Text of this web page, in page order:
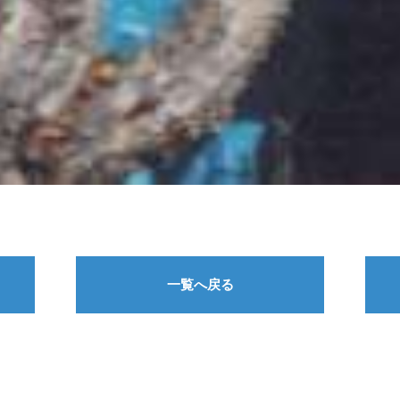
一覧へ戻る